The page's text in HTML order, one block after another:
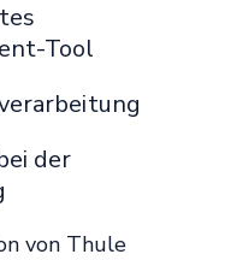
Tool
der
von Thule